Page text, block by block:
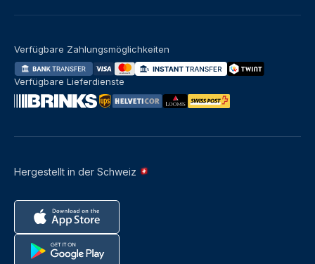
Hergestellt in der Schweiz
Verfügbare Zahlungsmöglichkeiten
Verfügbare Lieferdienste